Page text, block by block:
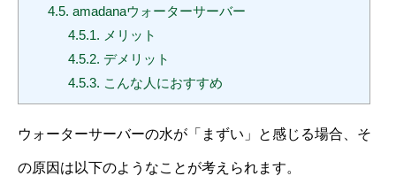
4.5. amadanaウォーターサーバー
4.5.1. メリット
4.5.2. デメリット
4.5.3. こんな人におすすめ
ウォーターサーバーの水が「まずい」と感じる場合、そ
の原因は以下のようなことが考えられます。